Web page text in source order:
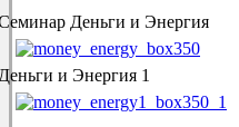
Деньги и Энергия
и Энергия 1